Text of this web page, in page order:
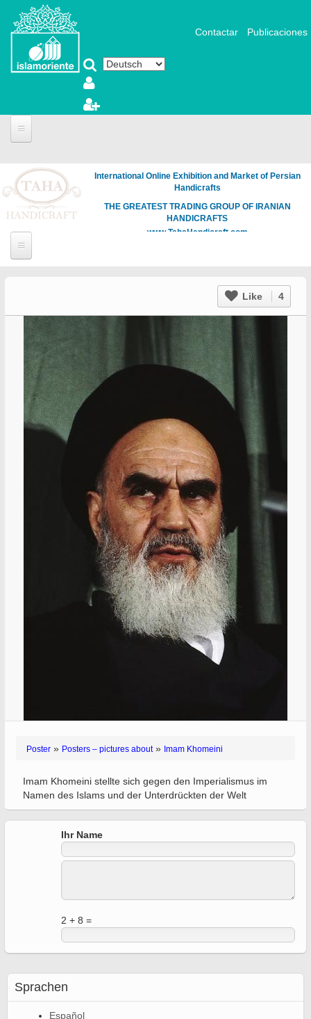
Direkt zum Inhalt
Contactar Publicaciones
International Online Exhibition and Market of Persian
Handicrafts
THE GREATEST TRADING GROUP OF IRANIAN
HANDICRAFTS
www.TahaHandicraft.com
Like 4
Poster » Posters – pictures about» Imam Khomeini
Imam Khomeini stellte sich gegen den Imperialismus im
Namen des Islams und der Unterdrückten der Welt
Ihr Name
2 + 8 =
Sprachen
Español